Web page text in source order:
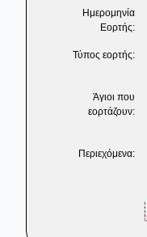
Ημερομηνία
Εορτής:
Τύπος εορτής:
Άγιοι που
εορτάζουν:
Περιεχόμενα: